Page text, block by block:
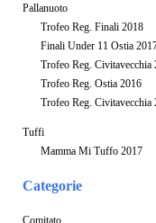
Pallanuoto
Trofeo Reg. Finali 2018
Finali Under 11 Ostia
Trofeo Reg. Civitavecchia
Trofeo Reg. Ostia 2016
Trofeo Reg. Civitavecchia
Tuffi
Mamma Mi Tuffo 2017
Categorie
Comitato